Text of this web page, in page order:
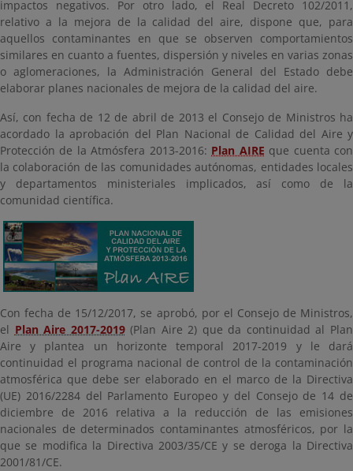
impactos negativos. Por otro lado, el Real Decreto 102/2011,
relativo a la mejora de la calidad del aire, dispone que, para
aquellos contaminantes en que se observen comportamientos
similares en cuanto a fuentes, dispersión y niveles en varias zonas
o aglomeraciones, la Administración General del Estado debe
elaborar planes nacionales de mejora de la calidad del aire.
Así, con fecha de 12 de abril de 2013 el Consejo de Ministros ha
acordado la aprobación del Plan Nacional de Calidad del Aire y
Protección de la Atmósfera 2013-2016: Plan AIRE que cuenta con
la colaboración de las comunidades autónomas, entidades locales
y departamentos ministeriales implicados, así como de la
comunidad científica.
Con fecha de 15/12/2017, se aprobó, por el Consejo de Ministros,
el Plan Aire 2017-2019(Plan Aire 2) que da continuidad al Plan
Aire y plantea un horizonte temporal 2017-2019 y le dará
continuidad el programa nacional de control de la contaminación
atmosférica que debe ser elaborado en el marco de la Directiva
(UE) 2016/2284 del Parlamento Europeo y del Consejo de 14 de
diciembre de 2016 relativa a la reducción de las emisiones
nacionales de determinados contaminantes atmosféricos, por la
que se modifica la Directiva 2003/35/CE y se deroga la Directiva
2001/81/CE.